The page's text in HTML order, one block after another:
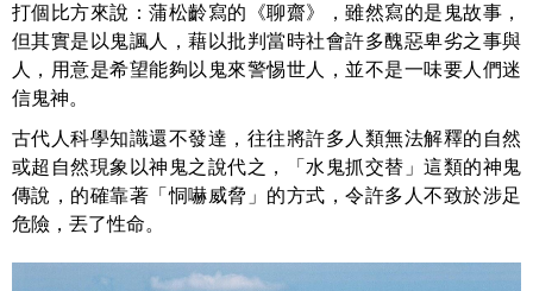
打個比方來說：蒲松齡寫的《聊齋》，雖然寫的是鬼故事，
但其實是以鬼諷人，藉以批判當時社會許多醜惡卑劣之事與
人，用意是希望能夠以鬼來警惕世人，並不是一味要人們迷
信鬼神。
古代人科學知識還不發達，往往將許多人類無法解釋的自然
或超自然現象以神鬼之說代之，「水鬼抓交替」這類的神鬼
傳說，的確靠著「恫嚇威脅」的方式，令許多人不致於涉足
危險，丟了性命。